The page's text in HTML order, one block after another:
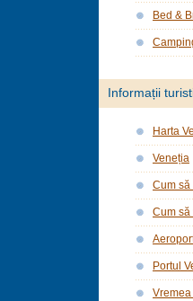
Bed &
Informații
Harta
Veneția
Cum să
Cum să
Portul